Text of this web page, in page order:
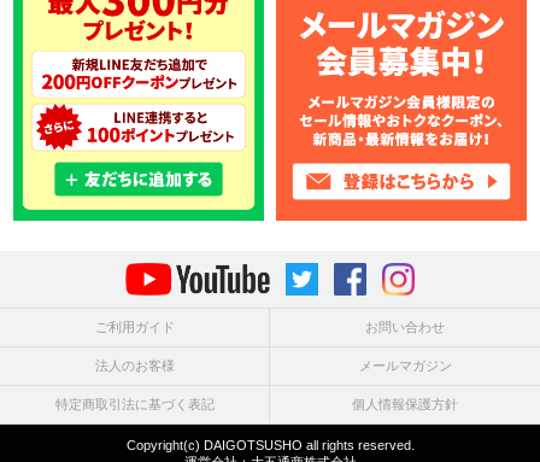
ご利用ガイド お問い合わせ
法人のお客様 メールマガジン
特定商取引法に基づく表記 個人情報保護方針
Copyright(c) DAIGOTSUSHO all rights reserved.